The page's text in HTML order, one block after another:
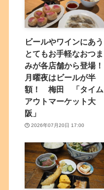
ビールやワインにあう
とてもお手軽なおつま
みが各店舗から登場！
月曜夜はビールが半
額！ 梅田 「タイム
アウトマーケット大
阪」
2026年07月20日 17:00